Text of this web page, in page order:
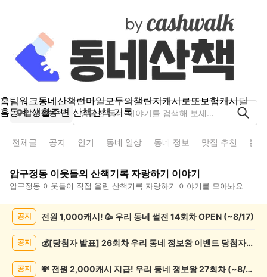
홈팀워크동네산책런마일모두의챌린지캐시로또보험캐시딜
홈동네 생활주변 산책산책 기록
압구정동
전체글 공지 인기 동네 일상 동네 정보 맛집 추천 분
압구정동 이웃들의 산책기록 자랑하기 이야기
압구정동 이웃들이 직접 올린 산책기록 자랑하기 이야기를 모아봐요
공지 전원 1,000캐시! 🥳 우리 동네 썰전 14회차 OPEN (~8/17)
공지 💰[당첨자 발표] 26회차 우리 동네 정보왕 이벤트 당첨자를 발표합니다!
공지 💸 전원 2,000캐시 지급! 우리 동네 정보왕 27회차 (~8/10)